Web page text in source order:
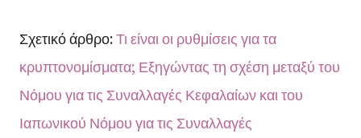
Σχετικό άρθρο:Τι είναι οι ρυθμίσεις για τα
κρυπτονομίσματα; Εξηγώντας τη σχέση μεταξύ του
Νόμου για τις Συναλλαγές Κεφαλαίων και του
Ιαπωνικού Νόμου για τις Συναλλαγές